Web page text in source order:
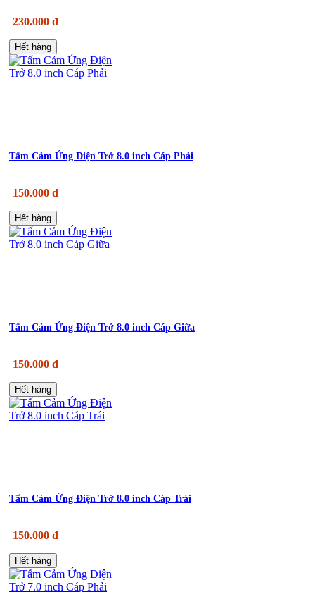
230.000 đ
Hết hàng
Tấm Cảm Ứng Điện Trở 8.0 inch Cáp Phải
150.000 đ
Hết hàng
Tấm Cảm Ứng Điện Trở 8.0 inch Cáp Giữa
150.000 đ
Hết hàng
Tấm Cảm Ứng Điện Trở 8.0 inch Cáp Trái
150.000 đ
Hết hàng